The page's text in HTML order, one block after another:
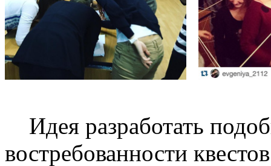
Идея разработать
востребованности